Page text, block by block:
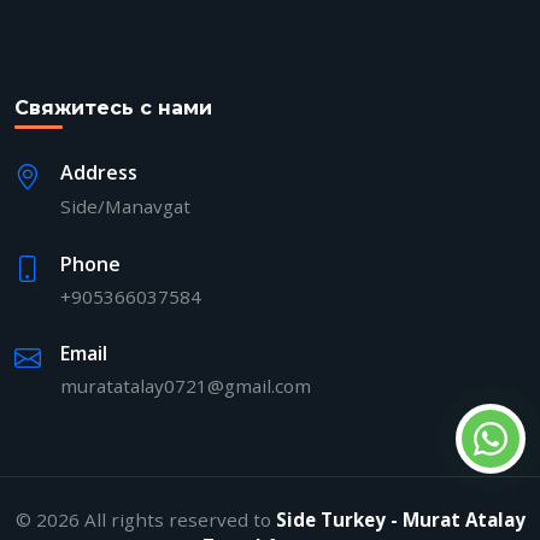
Свяжитесь с нами
Address
Side/Manavgat
Phone
+905366037584
Email
muratatalay0721@gmail.com
© 2026 All rights reserved to Side Turkey - Murat Atalay